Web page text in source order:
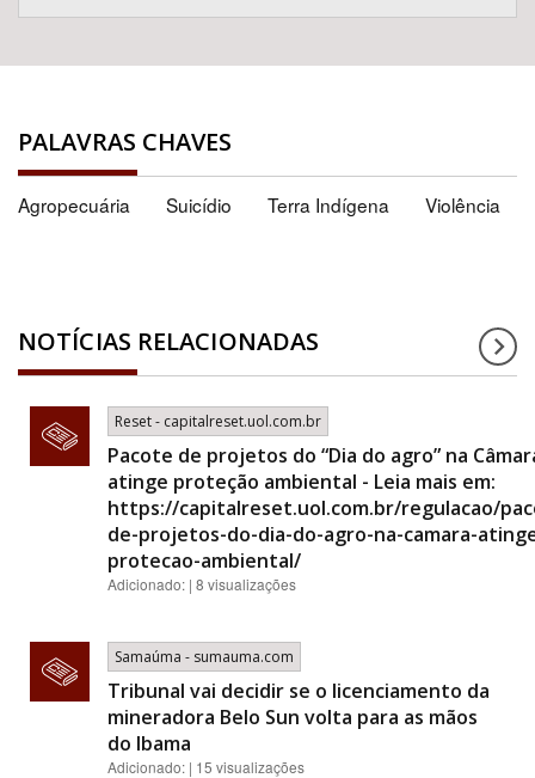
PALAVRAS CHAVES
Agropecuária Suicídio Terra Indígena Violência
NOTÍCIAS RELACIONADAS
Reset - capitalreset.uol.com.br
Pacote de projetos do “Dia do agro” na
atinge proteção ambiental - Leia mais em:
https://capitalreset.uol.com.br/regulacao/
de-projetos-do-dia-do-agro-na-camara-
protecao-ambiental/
Adicionado: | 8 visualizações
Samaúma - sumauma.com
Tribunal vai decidir se o licenciamento da
mineradora Belo Sun volta para as mãos
do Ibama
Adicionado: | 15 visualizações